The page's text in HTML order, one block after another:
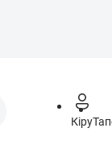
Кіру